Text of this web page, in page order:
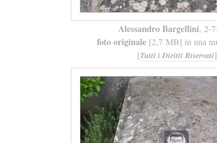
Alessandro Bargellini, 2-
foto originale[2,7 MB] in una
[Tutti i Diritti Riservati]